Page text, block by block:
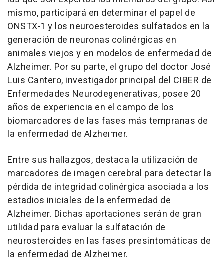
mismo, participará en determinar el papel de
ONSTX-1 y los neuroesteroides sulfatados en la
generación de neuronas colinérgicas en
animales viejos y en modelos de enfermedad de
Alzheimer. Por su parte, el grupo del doctor José
Luis Cantero, investigador principal del CIBER de
Enfermedades Neurodegenerativas, posee 20
años de experiencia en el campo de los
biomarcadores de las fases más tempranas de
la enfermedad de Alzheimer.
Entre sus hallazgos, destaca la utilización de
marcadores de imagen cerebral para detectar la
pérdida de integridad colinérgica asociada a los
estadios iniciales de la enfermedad de
Alzheimer. Dichas aportaciones serán de gran
utilidad para evaluar la sulfatación de
neurosteroides en las fases presintomáticas de
la enfermedad de Alzheimer.